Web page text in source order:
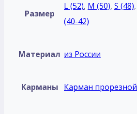
Размер
L (52), M (50), S (48),
(40-42)
Материал из России
Карманы Карман прорезной